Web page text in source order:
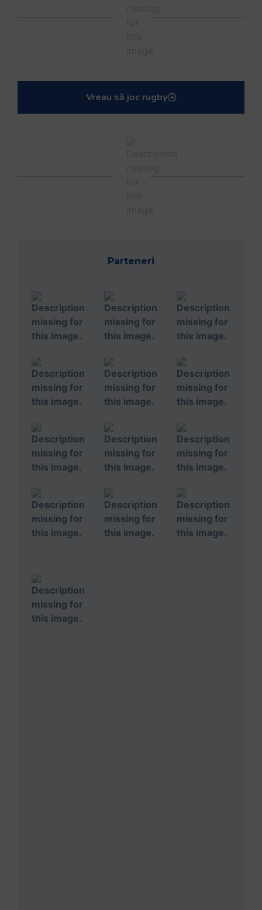
Vreau să joc rugby
Parteneri